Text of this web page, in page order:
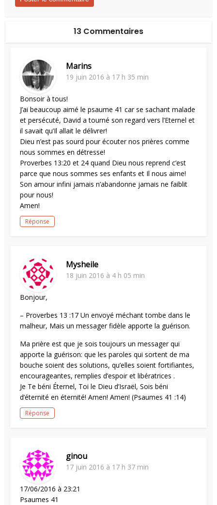
13 Commentaires
Marins
19 juin 2016 à 17 h 35 min
Bonsoir à tous!
J’ai beaucoup aimé le psaume 41 car se sachant malade
et persécuté, David a tourné son regard vers l’Eternel et
il savait qu’Il allait le délivrer!
Dieu n’est pas sourd pour écouter nos prières comme
nous sommes en détresse!
Proverbes 13:20 et 24 quand Dieu nous reprend c’est
parce que nous sommes ses enfants et Il nous aime!
Son amour infini jamais n’abandonne jamais ne faiblit
pour nous!
Amen!
Réponse
Mysheile
18 juin 2016 à 4 h 05 min
Bonjour,
– Proverbes 13 :17 Un envoyé méchant tombe dans le
malheur, Mais un messager fidèle apporte la guérison.
Ma prière est que je sois toujours un messager qui
apporte la guérison: que les paroles qui sortent de ma
bouche soient des solutions, qu’elles soient fortifiantes,
encourageantes, remplies d’espoir et libératrices .
Je Te béni Éternel, Toi le Dieu d’Israël, Sois béni
d’éternité en éternité! Amen! Amen! (Psaumes 41 :14)
Réponse
ginou
17 juin 2016 à 17 h 37 min
17/06/2016 à 23:21
Psaumes 41